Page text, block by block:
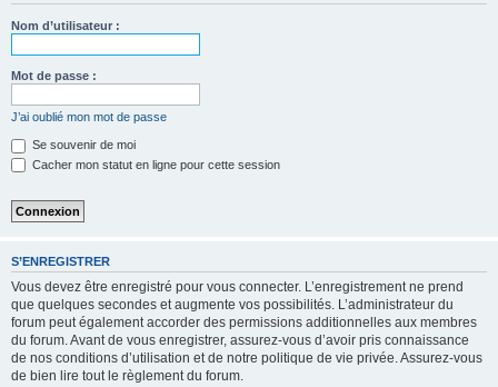
Nom d’utilisateur :
Mot de passe :
J’ai oublié mon mot de passe
Se souvenir de moi
Cacher mon statut en ligne pour cette session
S’ENREGISTRER
Vous devez être enregistré pour vous connecter. L’enregistrement ne prend
que quelques secondes et augmente vos possibilités. L’administrateur du
forum peut également accorder des permissions additionnelles aux membres
du forum. Avant de vous enregistrer, assurez-vous d’avoir pris connaissance
de nos conditions d’utilisation et de notre politique de vie privée. Assurez-vous
de bien lire tout le règlement du forum.